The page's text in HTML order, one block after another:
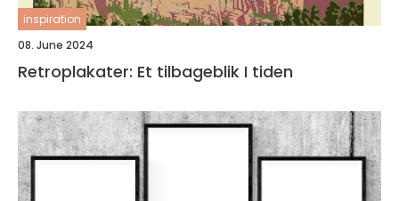
inspiration
08. June 2024
Retroplakater: Et tilbageblik I tiden